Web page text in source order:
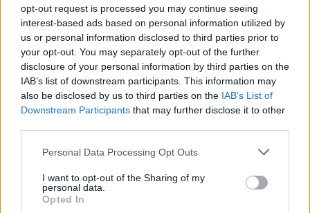
opt-out request is processed you may continue seeing
interest-based ads based on personal information utilized by
us or personal information disclosed to third parties prior to
your opt-out. You may separately opt-out of the further
disclosure of your personal information by third parties on the
IAB’s list of downstream participants. This information may
also be disclosed by us to third parties on the IAB’s List of
Downstream Participants that may further disclose it to other
Please note that this website/app uses one or more Google
not limited to your visit or usage behaviour. You may click to
grant or deny consent to Google and its third-party tags to
use your data for below specified purposes in below Google
Personal Data Processing Opt Outs
I want to opt-out of the Sharing of my
personal data.
Opted In
Ερ: Πόσο σημαντικό είναι να εντοπιστεί η πραγματική
αιτία της ξηροφθαλμίας πριν ξεκινήσει θεραπεία; Υπάρχει
περίπτωση να γίνει λάθος και να ξεκινήσει θεραπεία για
ξηροφθαλμία, ενώ ο ασθενής μπορεί να πάσχει από
κάποιο αυτοάνοσο;
Απ:Είναι απολύτως απαραίτητο να εντοπιστεί η αιτία,
γιατί η ξηροφθαλμία δεν είναι ίδια σε όλους τους ασθενείς.
εξάτμιση, ενώ σε ορισμένες περιπτώσεις υπάρχει φλεγμονή,
ή και κάποιο υποκείμενο νόσημα. Αν δεν εντοπιστεί η
πραγματική αιτία, η θεραπεία μπορεί να προσφέρει μόνο μια
προσωρινή ανακούφιση, χωρίς ουσιαστικά αποτελέσματα.
Άρα, λοιπόν, η σωστή διάγνωση είναι το πρώτο και το πιο
σημαντικό βήμα για μια επιτυχημένη αντιμετώπιση.